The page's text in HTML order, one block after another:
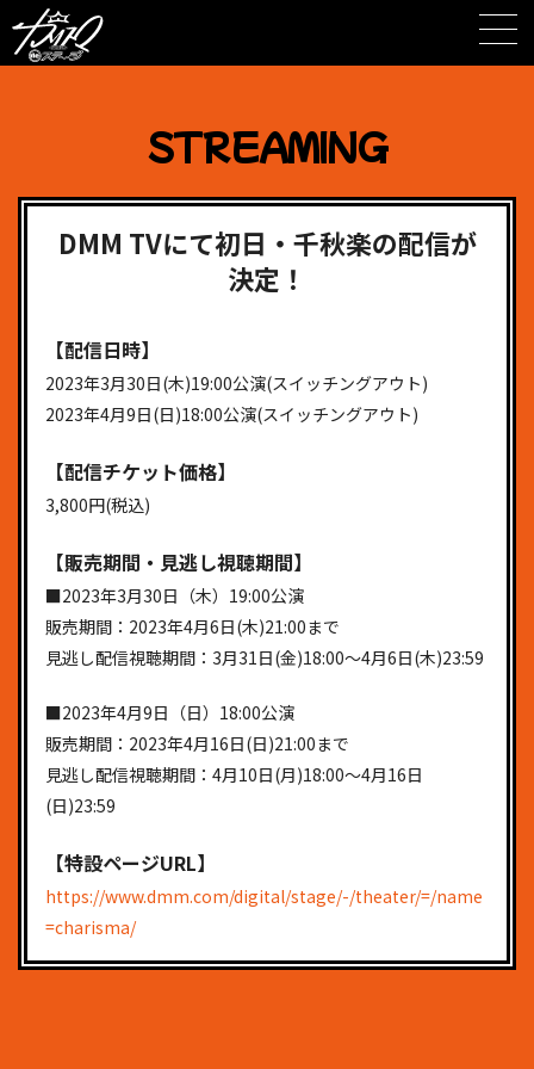
Skip
to
content
STREAMING
DMM TVにて初日・千秋楽の配信が
決定！
【配信日時】
2023年3月30日(木)19:00公演(スイッチングアウト)
2023年4月9日(日)18:00公演(スイッチングアウト)
【配信チケット価格】
3,800円(税込)
【販売期間・見逃し視聴期間】
■2023年3月30日（木）19:00公演
販売期間：2023年4月6日(木)21:00まで
見逃し配信視聴期間：3月31日(金)18:00〜4月6日(木)23:59
■2023年4月9日（日）18:00公演
販売期間：2023年4月16日(日)21:00まで
見逃し配信視聴期間：4月10日(月)18:00〜4月16日
(日)23:59
【特設ページURL】
https://www.dmm.com/digital/stage/-/theater/=/name
=charisma/